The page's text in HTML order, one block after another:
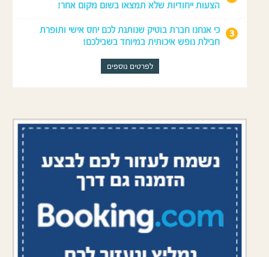
הצעות ייחודיות שלא תמצאו בשום מקום אחר!
כי אנחנו חברת בוטיק שנותנת לכם יחס אישי ותופרת
חבילת נופש איכותית במיוחד בשבילכם!
לפרטים נוספים